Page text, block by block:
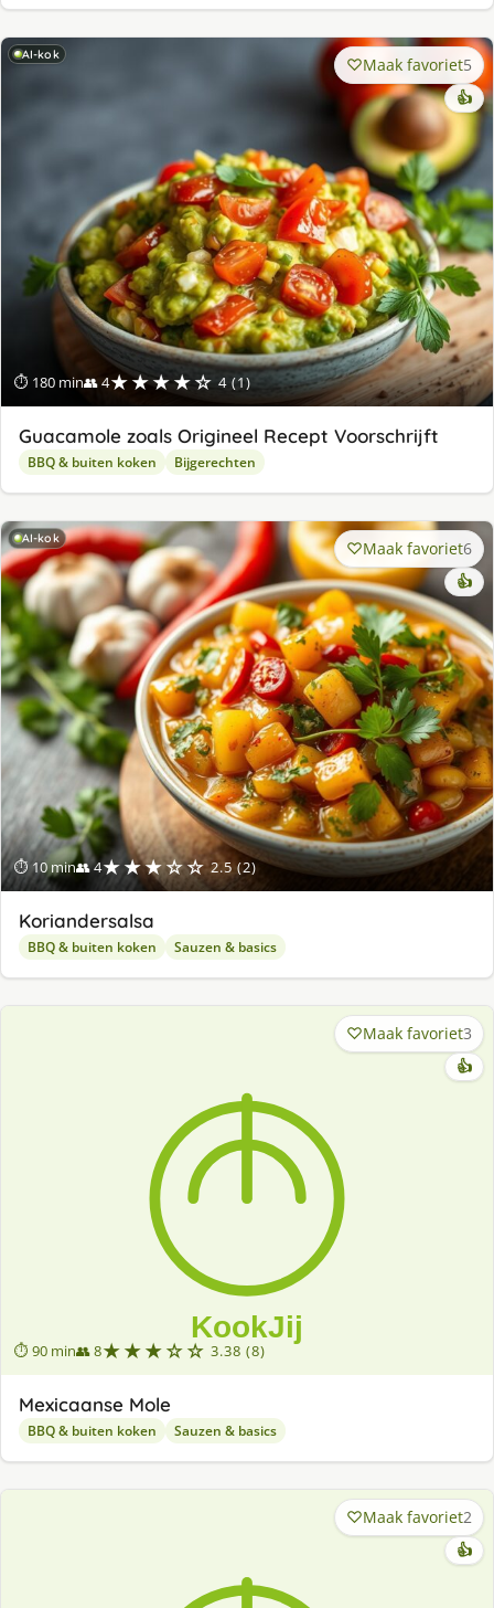
AI-kok
⏱ 180 min👥 4★★★★☆ 4 (1)
Maak favoriet5
👍
Guacamole zoals Origineel Recept Voorschrijft
BBQ & buiten koken Bijgerechten
AI-kok
⏱ 10 min👥 4★★★☆☆ 2.5 (2)
Maak favoriet6
👍
Koriandersalsa
BBQ & buiten koken Sauzen & basics
⏱ 90 min👥 8★★★☆☆ 3.38 (8)
Maak favoriet3
👍
Mexicaanse Mole
BBQ & buiten koken Sauzen & basics
Maak favoriet2
👍